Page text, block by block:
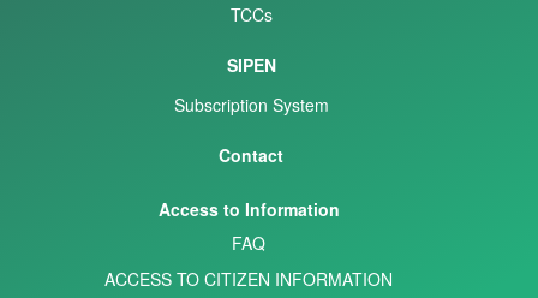
TCCs
SIPEN
Subscription System
Contact
Access to Information
FAQ
ACCESS TO CITIZEN INFORMATION